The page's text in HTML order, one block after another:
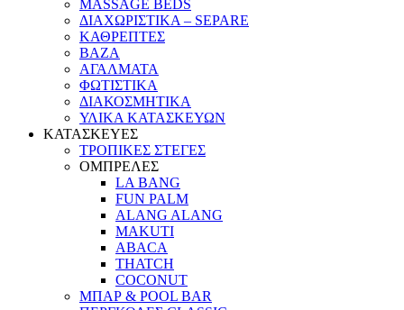
MASSAGE BEDS
ΔΙΑΧΩΡΙΣΤΙΚΑ – SEPARE
ΚΑΘΡΕΠΤΕΣ
ΒΑΖΑ
ΑΓΑΛΜΑΤΑ
ΦΩΤΙΣΤΙΚΑ
ΔΙΑΚΟΣΜΗΤΙΚΑ
ΥΛΙΚΑ ΚΑΤΑΣΚΕΥΩΝ
ΚΑΤΑΣΚΕΥΕΣ
ΤΡΟΠΙΚΕΣ ΣΤΕΓΕΣ
ΟΜΠΡΕΛΕΣ
LA BANG
FUN PALM
ALANG ALANG
MAKUTI
ABACA
THATCH
COCONUT
ΜΠΑΡ & POOL BAR